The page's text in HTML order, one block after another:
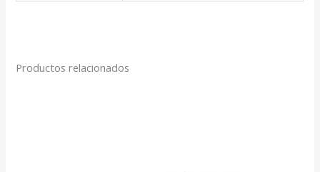
Productos relacionados